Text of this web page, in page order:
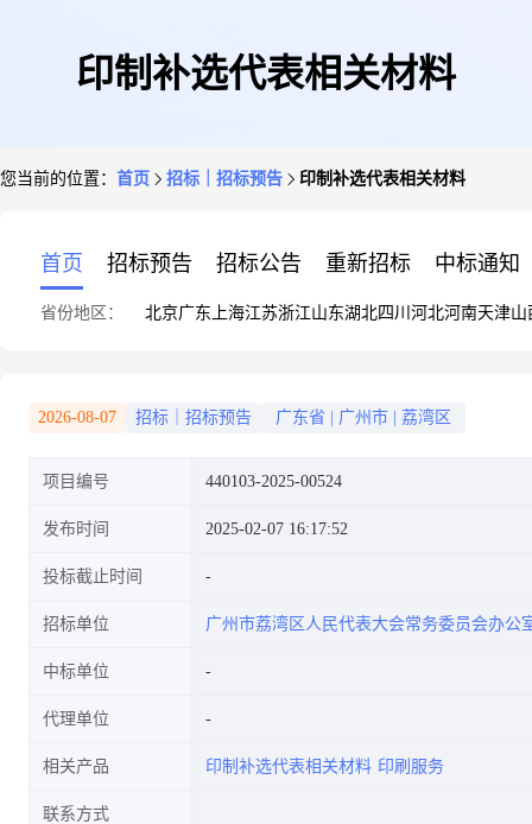
印制补选代表相关材料
您当前的位置： 首页 招标｜招标预告 印制补选代表相关材料
首页 招标预告 招标公告 重新招标 中标通知
省份地区： 北京广东 上海江苏浙江山东湖北四川 河北河南天津山
2026-08-07 招标｜招标预告 广东省 广州市 荔湾区
项目编号 440103-2025-00524
发布时间 2025-02-07 16:17:52
投标截止时间
招标单位 广州市荔湾区人民代表大会常务委员会办公
中标单位
代理单位
相关产品 印制补选代表相关材料 印刷服务
联系方式